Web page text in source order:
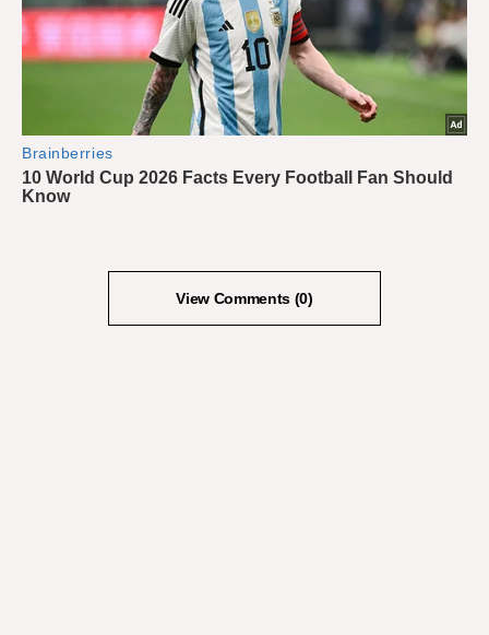
View Comments (0)